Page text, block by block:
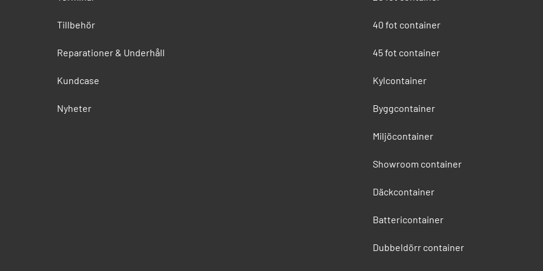
Tillbehör
Reparationer & Underhåll
Kundcase
Nyheter
40 fot container
45 fot container
Kylcontainer
Byggcontainer
Miljöcontainer
Showroom container
Däckcontainer
Battericontainer
Dubbeldörr container